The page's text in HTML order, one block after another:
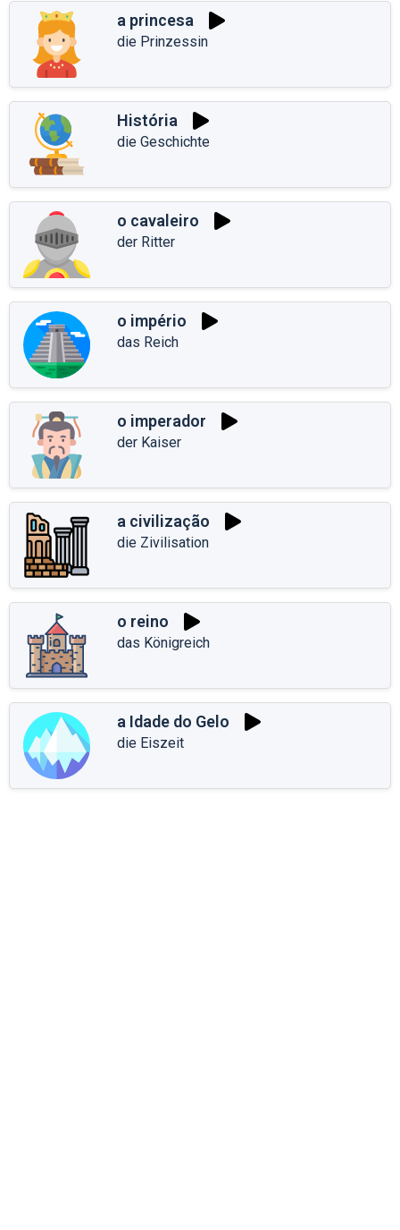
a princesa
die Prinzessin
História
die Geschichte
o cavaleiro
der Ritter
o império
das Reich
o imperador
der Kaiser
a civilização
die Zivilisation
o reino
das Königreich
a Idade do Gelo
die Eiszeit